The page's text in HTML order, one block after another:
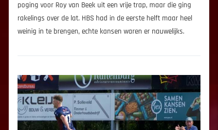
poging voor Roy van Beek uit een vrije trap, maar die ging
rakelings over de lat. HBS had in de eerste helft maar heel
weinig in te brengen, echte kansen waren er nauwelijks.